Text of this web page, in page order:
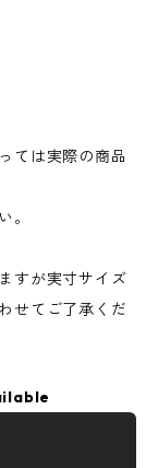
ては実際の商品
。
すが実寸サイズ
せてご了承くだ